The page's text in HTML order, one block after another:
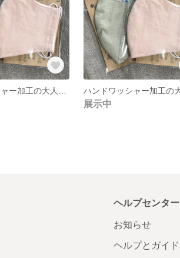
展示中
ヘルプセンター
お知らせ
ヘルプとガイド